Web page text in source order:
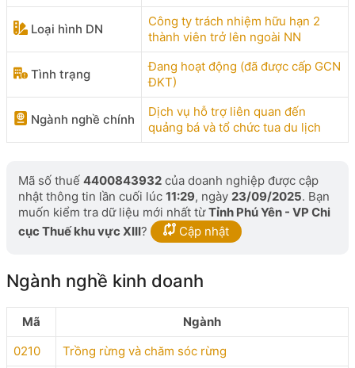
Loại hình DN
Công ty trách nhiệm hữu hạn 2
thành viên trở lên ngoài NN
Tình trạng
Đang hoạt động (đã được cấp GCN
ĐKT)
Ngành nghề chính
Dịch vụ hỗ trợ liên quan đến
quảng bá và tổ chức tua du lịch
Mã số thuế 4400843932 của doanh nghiệp được cập
nhật thông tin lần cuối lúc 11:29, ngày 23/09/2025. Bạn
muốn kiểm tra dữ liệu mới nhất từTỉnh Phú Yên - VP Chi
cục Thuế khu vực XIII? Cập nhật
Ngành nghề kinh doanh
Mã
Ngành
0210
Trồng rừng và chăm sóc rừng